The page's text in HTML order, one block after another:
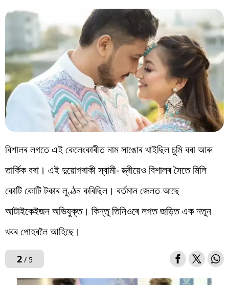
বিশালৰ লগতে এই কেলেংকাৰীত নাম সাঙোৰ খাইছিল চুমি বৰা আৰু
তাৰ্কিক বৰা। এই দুয়োগৰাকী স্বামী- স্ত্ৰীয়েও বিশালৰ সৈতে মিলি
কোটি কোটি টকাৰ লুণ্ঠন কৰিছিল। বৰ্তমান জেলত আছে
আটাইকেইজন অভিযুক্ত। কিন্তু তিনিওৰে লগত জড়িত এক নতুন
খবৰ পোহৰলৈ আহিছে।
2/ 5